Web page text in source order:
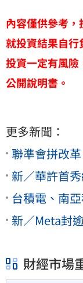
內容僅供參考
就投資結果自行
投資一定有風
公開說明書。
更多新聞：
聯準會拼改
新／華許首
台積電、南
新／Meta封
財經市場